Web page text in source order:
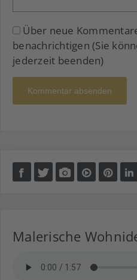
Über neue
benachrichtigen (Sie
jederzeit beenden)
Kommentar absenden
Malerische